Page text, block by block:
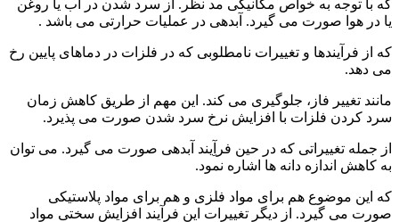
که با توجه به خواص مکانیکی مد نظر. از سرد شدن در آب یا روغن
یا در هوا صورت می گیرد. آبدهی در عملیات حرارتی می باشد .
که از فرآیندها و تغییرات نامطلوبی که در فلزات در دماهای پایین رخ
می دهد.
مانند تغییر فاز، جلوگیری می کند. این مهم از طریق کاهش زمان
سرد کردن فلزات با افزایش نرخ سرد شدن صورت می پذیرد.
از جمله تغییراتی که در حین فرآِیند آبدهی صورت می گیرد. می توان
به کاهش اندازه دانه ها اشاره نمود.
که این موضوع هم برای مواد فلزی و هم برای مواد پلاستیکی
صورت می گیرد. از دیگر تغییرات این فرآیند افزایش سختی مواد